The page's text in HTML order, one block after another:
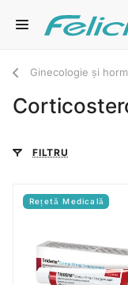
Ginecologie și
FILTRU
Rețetă Medicală